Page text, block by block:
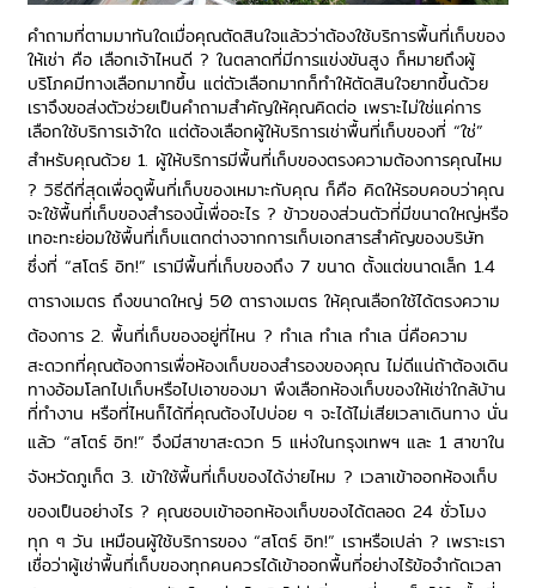
คำถามที่ตามมาทันใดเมื่อคุณตัดสินใจแล้วว่าต้องใช้บริการพื้นที่เก็บของ
ให้เช่า คือ เลือกเจ้าไหนดี ? ในตลาดที่มีการแข่งขันสูง ก็หมายถึงผู้
บริโภคมีทางเลือกมากขึ้น แต่ตัวเลือกมากก็ทำให้ตัดสินใจยากขึ้นด้วย
เราจึงขอส่งตัวช่วยเป็นคำถามสำคัญให้คุณคิดต่อ เพราะไม่ใช่แค่การ
เลือกใช้บริการเจ้าใด แต่ต้องเลือกผู้ให้บริการเช่าพื้นที่เก็บของที่ “ใช่”
สำหรับคุณด้วย 1. ผู้ให้บริการมีพื้นที่เก็บของตรงความต้องการคุณไหม
? วิธีดีที่สุดเพื่อดูพื้นที่เก็บของเหมาะกับคุณ ก็คือ คิดให้รอบคอบว่าคุณ
จะใช้พื้นที่เก็บของสำรองนี้เพื่ออะไร ? ข้าวของส่วนตัวที่มีขนาดใหญ่หรือ
เทอะทะย่อมใช้พื้นที่เก็บแตกต่างจากการเก็บเอกสารสำคัญของบริษัท
ซึ่งที่ “สโตร์ อิท!” เรามีพื้นที่เก็บของถึง 7 ขนาด ตั้งแต่ขนาดเล็ก 1.4
ตารางเมตร ถึงขนาดใหญ่ 50 ตารางเมตร ให้คุณเลือกใช้ได้ตรงความ
ต้องการ 2. พื้นที่เก็บของอยู่ที่ไหน ? ทำเล ทำเล ทำเล นี่คือความ
สะดวกที่คุณต้องการเพื่อห้องเก็บของสำรองของคุณ ไม่ดีแน่ถ้าต้องเดิน
ทางอ้อมโลกไปเก็บหรือไปเอาของมา พึงเลือกห้องเก็บของให้เช่าใกล้บ้าน
ที่ทำงาน หรือที่ไหนก็ได้ที่คุณต้องไปบ่อย ๆ จะได้ไม่เสียเวลาเดินทาง นั่น
แล้ว “สโตร์ อิท!” จึงมีสาขาสะดวก 5 แห่งในกรุงเทพฯ และ 1 สาขาใน
จังหวัดภูเก็ต 3. เข้าใช้พื้นที่เก็บของได้ง่ายไหม ? เวลาเข้าออกห้องเก็บ
ของเป็นอย่างไร ? คุณชอบเข้าออกห้องเก็บของได้ตลอด 24 ชั่วโมง
ทุก ๆ วัน เหมือนผู้ใช้บริการของ “สโตร์ อิท!” เราหรือเปล่า ? เพราะเรา
เชื่อว่าผู้เช่าพื้นที่เก็บของทุกคนควรได้เข้าออกพื้นที่อย่างไร้ข้อจำกัดเวลา